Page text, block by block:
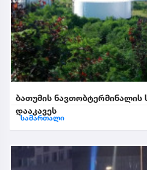
ბათუმის ნავთობტერმინალის
დააკავეს
სამართალი